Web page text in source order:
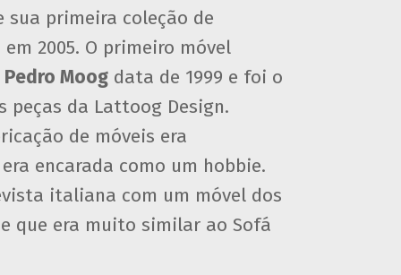
primeira coleção de
2005. O primeiro móvel
Pedro Moog data de 1999 e foi o
peças da Lattoog Design.
de móveis era
encarada como um hobbie.
italiana com um móvel dos
que era muito similar ao Sofá